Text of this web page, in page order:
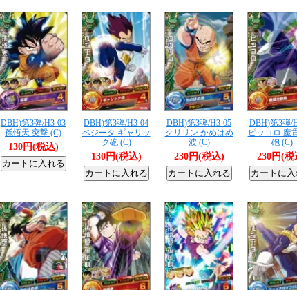
DBH)第3弾/H3-03
孫悟天 突撃 (C)
130円(税込)
DBH)第3弾/H3-04
ベジータ ギャリッ
ク砲 (C)
130円(税込)
DBH)第3弾/H3-05
クリリン かめはめ
波 (C)
230円(税込)
DBH)第3弾/
ピッコロ 魔
砲 (C)
230円(税